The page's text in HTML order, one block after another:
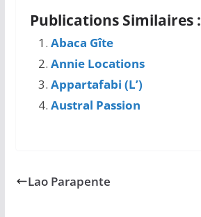
Publications Similaires :
Abaca Gîte
Annie Locations
Appartafabi (L’)
Austral Passion
Lao Parapente